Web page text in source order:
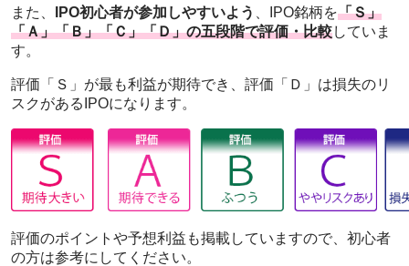
また、 IPO初心者が参加しやすいよう 、IPO銘柄を「Ｓ」
「Ａ」「Ｂ」「Ｃ」「Ｄ」の五段階で評価・比較していま
す。
評価「Ｓ」が最も利益が期待でき、評価「Ｄ」は損失のリ
スクがあるIPOになります。
評価のポイントや予想利益も掲載していますので、初心者
の方は参考にしてください。